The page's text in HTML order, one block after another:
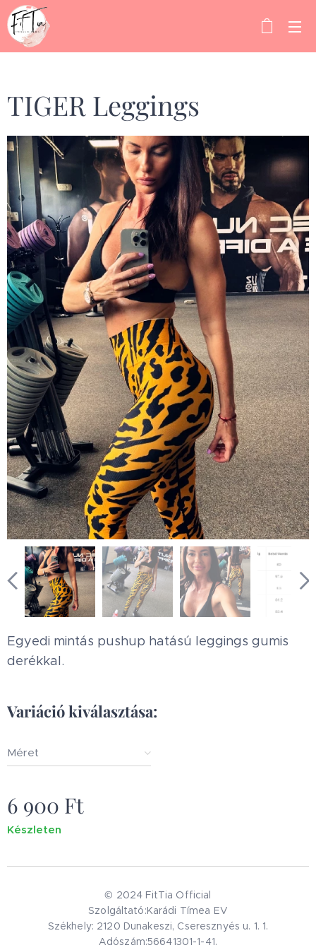
TIGER Leggings
Egyedi mintás pushup hatású leggings gumis
derékkal.
Variáció kiválasztása:
Méret
6 900 Ft
Készleten
© 2024 FitTia Official
Szolgáltató:Karádi Tímea EV
Székhely: 2120 Dunakeszi, Cseresznyés u. 1. 1.
Adószám:56641301-1-41.